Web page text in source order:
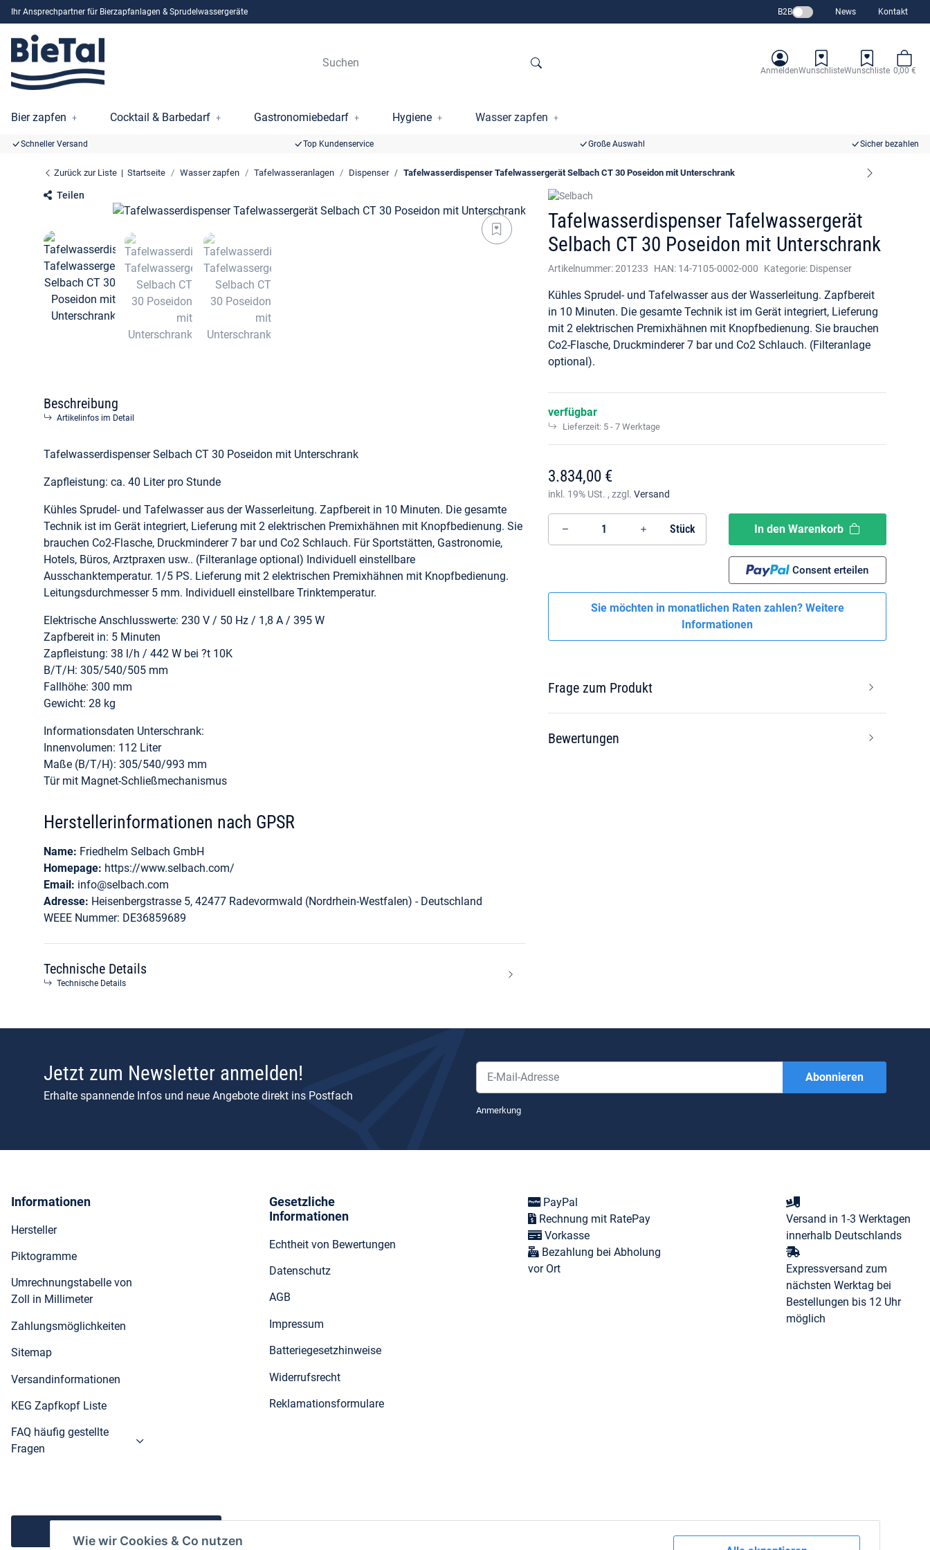
Wie wir Cookies & Co nutzen
Ihr Ansprechpartner für Bierzapfanlagen & Sprudelwassergeräte B2B News Kontakt
AnmeldenWunschlisteWunschliste 0,00 €
Bier zapfen Cocktail & Barbedarf Gastronomiebedarf Hygiene Wasser zapfen
Schneller Versand Top Kundenservice Große Auswahl Sicher bezahlen
Zurück zur Liste Startseite Wasser zapfen Tafelwasseranlagen Dispenser Tafelwasserdispenser Tafelwassergerät Selbach CT 30 Poseidon mit Unterschrank
Tafelwasserdispenser Tafelwassergerät
Selbach CT 30 Poseidon mit Unterschrank
Artikelnummer:201233 HAN: 14-7105-0002-000 Kategorie: Dispenser
Kühles Sprudel- und Tafelwasser aus der Wasserleitung. Zapfbereit
in 10 Minuten. Die gesamte Technik ist im Gerät integriert, Lieferung
mit 2 elektrischen Premixhähnen mit Knopfbedienung. Sie brauchen
Co2-Flasche, Druckminderer 7 bar und Co2 Schlauch. (Filteranlage
optional).
verfügbar
Lieferzeit: 5 - 7 Werktage
3.834,00 €
inkl. 19% USt. , zzgl.Versand
Stück In den Warenkorb
Consent erteilen
Sie möchten in monatlichen Raten zahlen? Weitere
Informationen
Frage zum Produkt
Bewertungen
Teilen
Beschreibung
Artikelinfos im Detail
Tafelwasserdispenser Selbach CT 30 Poseidon mit Unterschrank
Zapfleistung: ca. 40 Liter pro Stunde
Kühles Sprudel- und Tafelwasser aus der Wasserleitung. Zapfbereit in 10 Minuten. Die gesamte
Technik ist im Gerät integriert, Lieferung mit 2 elektrischen Premixhähnen mit Knopfbedienung. Sie
brauchen Co2-Flasche, Druckminderer 7 bar und Co2 Schlauch. Für Sportstätten, Gastronomie,
Hotels, Büros, Arztpraxen usw.. (Filteranlage optional) Individuell einstellbare
Ausschanktemperatur. 1/5 PS. Lieferung mit 2 elektrischen Premixhähnen mit Knopfbedienung.
Leitungsdurchmesser 5 mm. Individuell einstellbare Trinktemperatur.
Elektrische Anschlusswerte: 230 V / 50 Hz / 1,8 A / 395 W
Zapfbereit in: 5 Minuten
Zapfleistung: 38 l/h / 442 W bei ?t 10K
B/T/H: 305/540/505 mm
Fallhöhe: 300 mm
Gewicht: 28 kg
Informationsdaten Unterschrank:
Innenvolumen: 112 Liter
Maße (B/T/H): 305/540/993 mm
Tür mit Magnet-Schließmechanismus
Herstellerinformationen nach GPSR
Name: Friedhelm Selbach GmbH
Homepage: https://www.selbach.com/
Email: info@selbach.com
Adresse: Heisenbergstrasse 5, 42477 Radevormwald (Nordrhein-Westfalen) - Deutschland
WEEE Nummer: DE36859689
Technische Details
Technische Details
Jetzt zum Newsletter anmelden!
Erhalte spannende Infos und neue Angebote direkt ins Postfach
Abonnieren
Anmerkung
Informationen
Hersteller
Piktogramme
Umrechnungstabelle von
Zoll in Millimeter
Zahlungsmöglichkeiten
Sitemap
Versandinformationen
KEG Zapfkopf Liste
FAQ häufig gestellte
Fragen
Gesetzliche
Informationen
Echtheit von Bewertungen
Datenschutz
AGB
Impressum
Batteriegesetzhinweise
Widerrufsrecht
Reklamationsformulare
PayPal
Rechnung mit RatePay
Vorkasse
Bezahlung bei Abholung
vor Ort
Versand in 1-3 Werktagen
innerhalb Deutschlands
Expressversand zum
nächsten Werktag bei
Bestellungen bis 12 Uhr
möglich